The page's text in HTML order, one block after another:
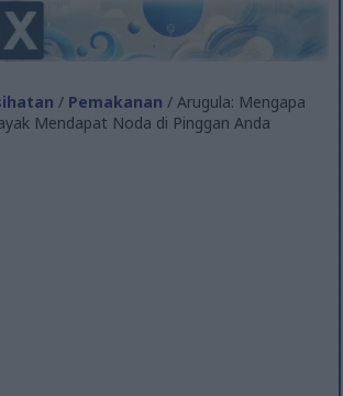
/ Pemakanan / Arugula: Mengapa
Mendapat Noda di Pinggan Anda